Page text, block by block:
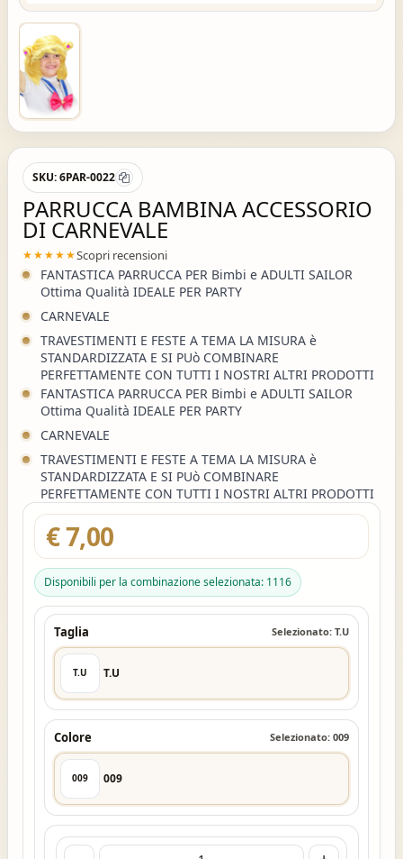
SKU:6PAR-0022
PARRUCCA BAMBINA ACCESSORIO
DI CARNEVALE
★★★★★Scopri recensioni
FANTASTICA PARRUCCA PER Bimbi e ADULTI SAILOR
Ottima Qualità IDEALE PER PARTY
CARNEVALE
TRAVESTIMENTI E FESTE A TEMA LA MISURA è
STANDARDIZZATA E SI PUò COMBINARE
PERFETTAMENTE CON TUTTI I NOSTRI ALTRI PRODOTTI
FANTASTICA PARRUCCA PER Bimbi e ADULTI SAILOR
Ottima Qualità IDEALE PER PARTY
CARNEVALE
TRAVESTIMENTI E FESTE A TEMA LA MISURA è
STANDARDIZZATA E SI PUò COMBINARE
PERFETTAMENTE CON TUTTI I NOSTRI ALTRI PRODOTTI
€ 7,00
Disponibili per la combinazione selezionata: 1116
Taglia Selezionato: T.U
T.U T.U
Colore Selezionato: 009
009 009